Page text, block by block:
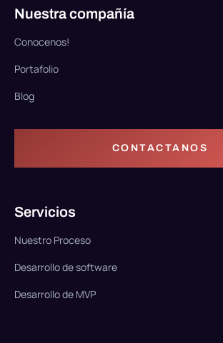
Nuestra compañía
Conocenos!
Portafolio
Blog
CONTACTANOS
Servicios
Nuestro Proceso
Desarrollo de software
Desarrollo de MVP